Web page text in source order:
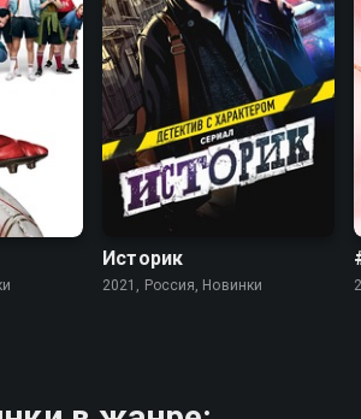
Историк
2021, Россия, Новинки